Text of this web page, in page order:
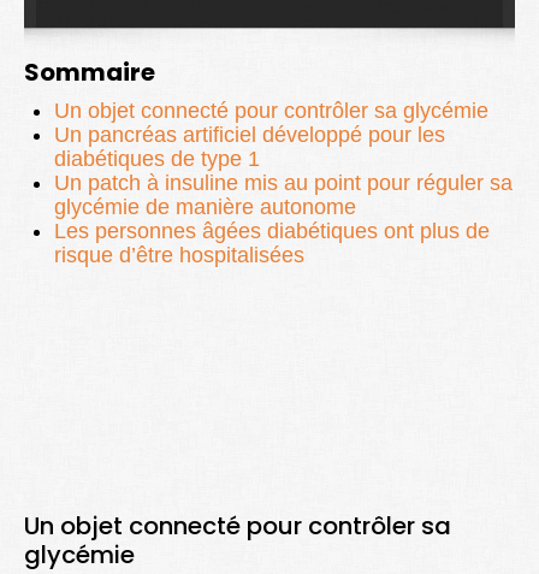
Droit
Lexique
Better Health
Sommaire
Un objet connecté pour contrôler sa glycémie
Un pancréas artificiel développé pour les
diabétiques de type 1
Un patch à insuline mis au point pour réguler sa
glycémie de manière autonome
Les personnes âgées diabétiques ont plus de
risque d’être hospitalisées
Un objet connecté pour contrôler sa
glycémie